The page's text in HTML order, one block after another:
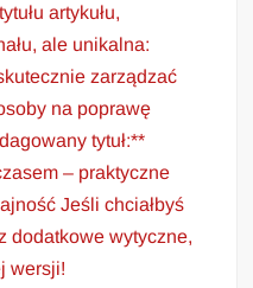
artykułu,
ale unikalna:
zarządzać
na poprawę
tytuł:**
– praktyczne
Jeśli chciałbyś
dodatkowe wytyczne,
wersji!